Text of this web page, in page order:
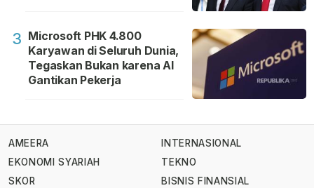
3 Microsoft PHK 4.800
Karyawan di Seluruh Dunia,
Tegaskan Bukan karena AI
Gantikan Pekerja
AMEERA
EKONOMI SYARIAH
SKOR
INTERNASIONAL
TEKNO
BISNIS FINANSIAL